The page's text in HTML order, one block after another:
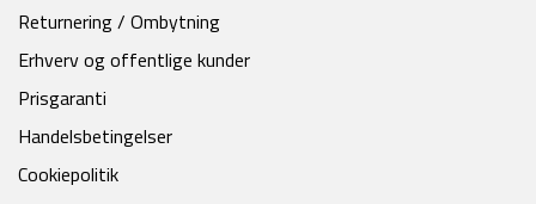
Returnering / Ombytning
Erhverv og offentlige kunder
Prisgaranti
Handelsbetingelser
Cookiepolitik